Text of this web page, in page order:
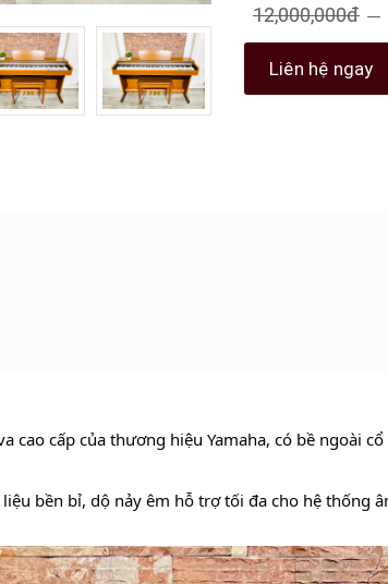
12,000,000đ
Liên hệ ngay
cao cấp của thương hiệu Yamaha, có bề ngoài
bền bỉ, dộ nảy êm hỗ trợ tối đa cho hệ thống